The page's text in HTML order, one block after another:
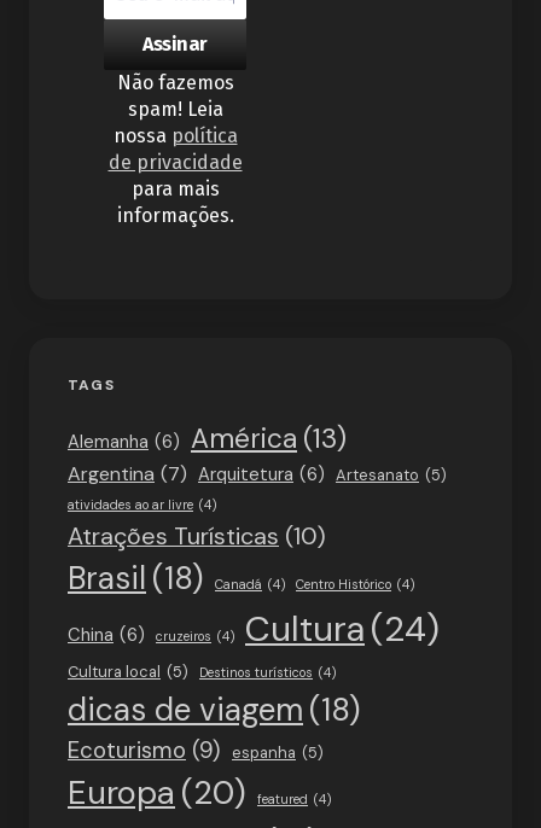
Não fazemos
spam! Leia
nossa política
de privacidade
para mais
informações.
TAGS
Alemanha (6) América (13)
Argentina (7) Arquitetura (6) Artesanato (5)
atividades ao ar livre (4)
Atrações Turísticas (10)
Brasil (18) Canadá (4) Centro Histórico (4)
China (6) cruzeiros (4) Cultura(24)
Cultura local (5) Destinos turísticos (4)
dicas de viagem (18)
Ecoturismo (9) espanha (5)
Europa (20) featured (4)